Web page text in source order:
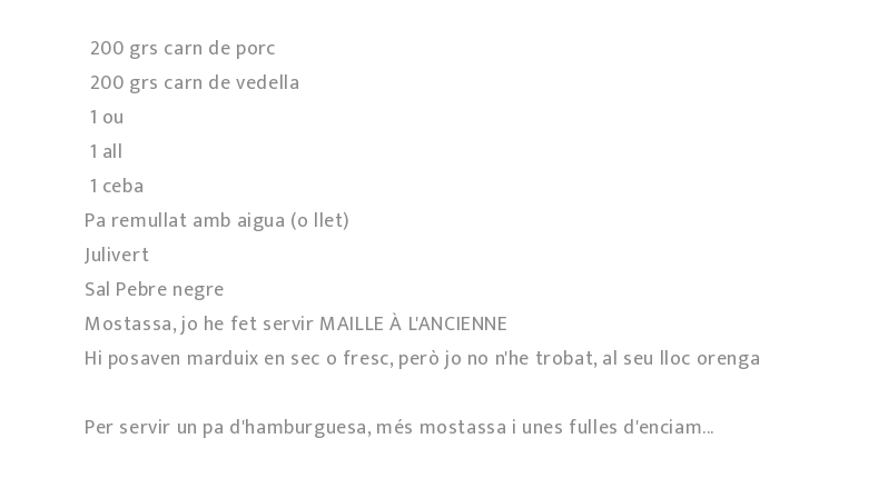
200 grs carn de porc
200 grs carn de vedella
1 ou
1 all
1 ceba
Pa remullat amb aigua (o llet)
Julivert
Sal Pebre negre
Mostassa, jo he fet servir MAILLE À L'ANCIENNE
Hi posaven marduix en sec o fresc, però jo no n'he trobat, al seu lloc orenga
Per servir un pa d'hamburguesa, més mostassa i unes fulles d'enciam...